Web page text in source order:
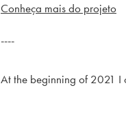
Conheça mais do projeto
----
At the beginning of 2021 I